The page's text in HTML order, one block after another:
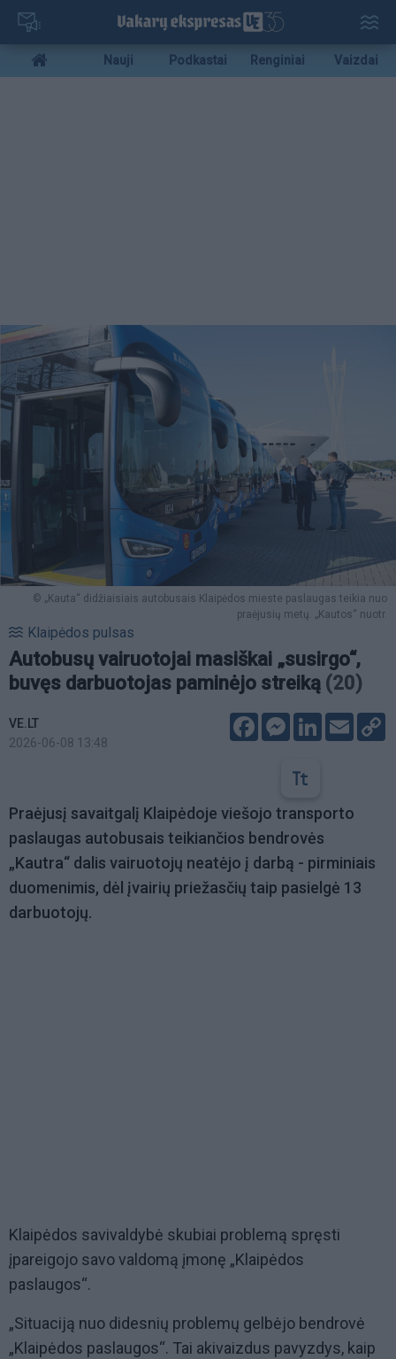
Pereiti
pagrindinį
turinį
Mobile
menu
Nauji Podkastai Renginiai Vaizdai
© „Kauta“ didžiaisiais autobusais Klaipėdos mieste paslaugas teikia nuo
praėjusių metų. „Kautos“ nuotr.
Klaipėdos pulsas
Autobusų vairuotojai masiškai „susirgo“,
buvęs darbuotojas paminėjo streiką (20)
VE.LT
2026-06-08 13:48
FacebookMessenger
LinkedIn
Email
Praėjusį savaitgalį Klaipėdoje viešojo transporto
paslaugas autobusais teikiančios bendrovės
„Kautra“ dalis vairuotojų neatėjo į darbą - pirminiais
duomenimis, dėl įvairių priežasčių taip pasielgė 13
darbuotojų.
Klaipėdos savivaldybė skubiai problemą spręsti
įpareigojo savo valdomą įmonę „Klaipėdos
paslaugos“.
„Situaciją nuo didesnių problemų gelbėjo bendrovė
„Klaipėdos paslaugos“. Tai akivaizdus pavyzdys, kaip